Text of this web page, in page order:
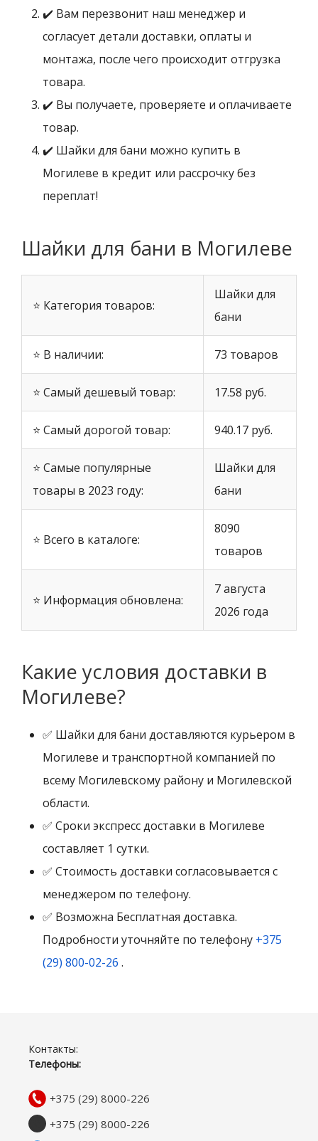
✔️ Вам перезвонит наш менеджер и
согласует детали доставки, оплаты и
монтажа, после чего происходит отгрузка
товара.
✔️ Вы получаете, проверяете и оплачиваете
товар.
✔️ Шайки для бани можно купить в
Могилеве в кредит или рассрочку без
переплат!
Шайки для бани в Могилеве
⭐ Категория товаров:
Шайки для
бани
⭐ В наличии: 73 товаров
⭐ Самый дешевый товар: 17.58 руб.
⭐ Самый дорогой товар: 940.17 руб.
⭐ Самые популярные
товары в 2023 году:
Шайки для
бани
⭐ Всего в каталоге:
8090
товаров
⭐ Информация обновлена:
7 августа
2026 года
Какие условия доставки в
Могилеве?
✅ Шайки для бани доставляются курьером в
Могилеве и транспортной компанией по
всему Могилевскому району и Могилевской
области.
✅ Сроки экспресс доставки в Могилеве
составляет 1 сутки.
✅ Стоимость доставки согласовывается с
менеджером по телефону.
✅ Возможна Бесплатная доставка.
Подробности уточняйте по телефону +375
(29) 800-02-26 .
Контакты:
Телефоны:
+375 (29) 8000-226
+375 (29) 8000-226